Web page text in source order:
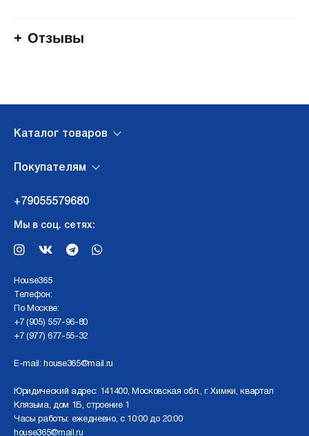
Отзывы
Каталог товаров
Покупателям
+79055579680
Мы в соц. сетях:
Нouse365
Телефон:
По Москве:
+7 (905) 557-96-80
+7 (977) 677-55-32
E-mail: house365@mail.ru
Юридический адрес: 141400, Московская обл., г. Химки, квартал
Клязьма, дом 1Б, строение 1
Часы работы: ежедневно, с 10:00 до 20:00
house365@mail.ru